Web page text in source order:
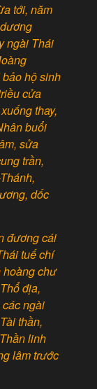
tới, năm
ngài Thái
hộ sinh
cửa
thay,
buổi
sửa
trần,
dốc
đương cái
tuế chí
hoàng chư
địa,
ngài
thần,
linh
lâm trước